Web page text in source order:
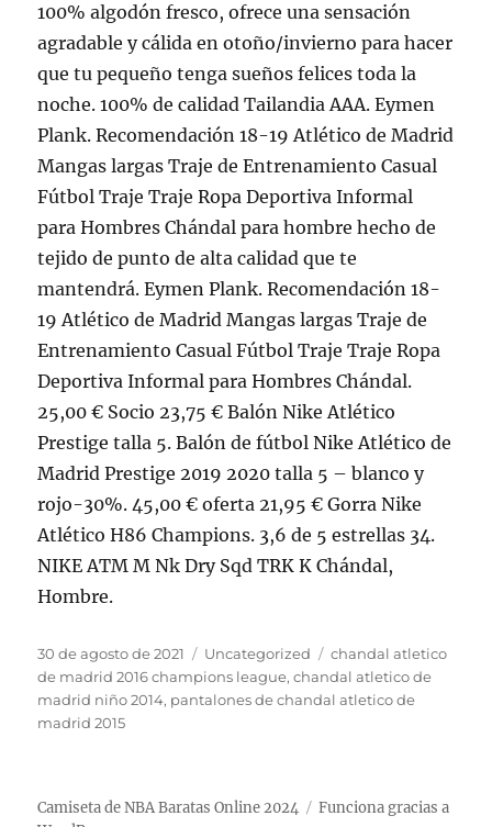
100% algodón fresco, ofrece una sensación
agradable y cálida en otoño/invierno para hacer
que tu pequeño tenga sueños felices toda la
noche. 100% de calidad Tailandia AAA. Eymen
Plank. Recomendación 18-19 Atlético de Madrid
Mangas largas Traje de Entrenamiento Casual
Fútbol Traje Traje Ropa Deportiva Informal
para Hombres Chándal para hombre hecho de
tejido de punto de alta calidad que te
mantendrá. Eymen Plank. Recomendación 18-
19 Atlético de Madrid Mangas largas Traje de
Entrenamiento Casual Fútbol Traje Traje Ropa
Deportiva Informal para Hombres Chándal.
25,00 € Socio 23,75 € Balón Nike Atlético
Prestige talla 5. Balón de fútbol Nike Atlético de
Madrid Prestige 2019 2020 talla 5 – blanco y
rojo-30%. 45,00 € oferta 21,95 € Gorra Nike
Atlético H86 Champions. 3,6 de 5 estrellas 34.
NIKE ATM M Nk Dry Sqd TRK K Chándal,
Hombre.
Publicado
el
30 de agosto de 2021 Categorías
Uncategorized Etiquetas
chandal atletico
de madrid 2016 champions league,chandal atletico de
madrid niño 2014, pantalones de chandal atletico de
madrid 2015
Camiseta de NBA Baratas Online 2024
Funciona gracias a